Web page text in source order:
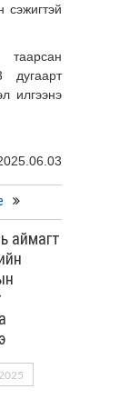
сэжигтэй
дугаарт
илгээнэ
аймагт